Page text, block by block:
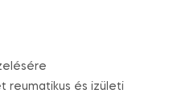
reumatikus és izületi